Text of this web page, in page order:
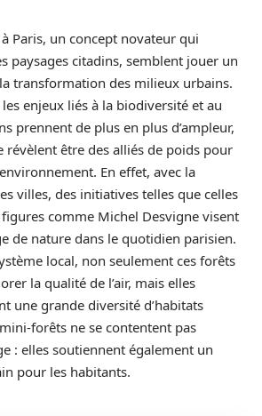
Paris, un concept novateur qui
paysages citadins, semblent jouer un
transformation des milieux urbains.
enjeux liés à la biodiversité et au
prennent de plus en plus d’ampleur,
révèlent être des alliés de poids pour
En effet, avec la
villes, des initiatives telles que celles
comme Michel Desvigne visent
de nature dans le quotidien parisien.
local, non seulement ces forêts
la qualité de l’air, mais elles
une grande diversité d’habitats
forêts ne se contentent pas
: elles soutiennent également un
pour les habitants.